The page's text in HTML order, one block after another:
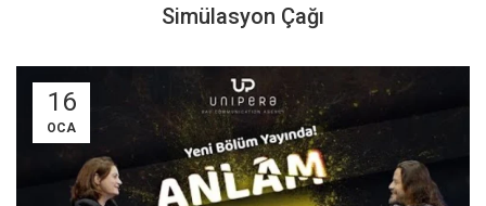
Simülasyon Çağı
16
OCA